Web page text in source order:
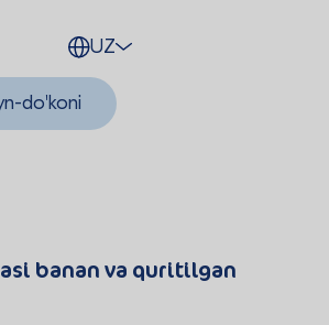
UZ
do'koni
banan va quritilgan